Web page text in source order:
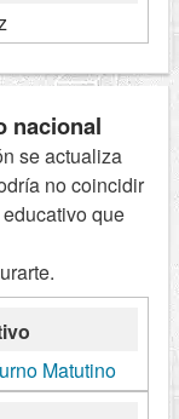
nacional
se actualiza
no coincidir
que
Matutino